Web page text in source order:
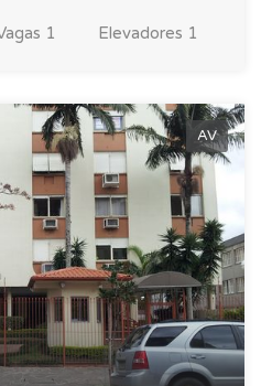
1 Elevadores 1
AV